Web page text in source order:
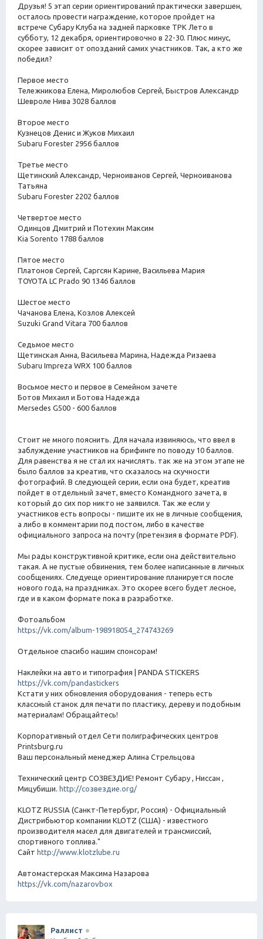
т
о
б
е
н
и
е
Друзья! 5 этап серии ориентирований практически завершен,
осталось провести награждение, которое пройдет на
встрече Субару Клуба на задней парковке ТРК Лето в
субботу, 12 декабря, ориентировочно в 22-30. Плюс минус,
скорее зависит от опозданий самих участников. Так, а кто же
победил?
Первое место
Тележникова Елена, Миролюбов Сергей, Быстров Александр
Шевроле Нива 3028 баллов
Второе место
Кузнецов Денис и Жуков Михаил
Subaru Forester 2956 баллов
Третье место
Щетинский Александр, Черноиванов Сергей, Черноиванова
Татьяна
Subaru Forester 2202 баллов
Четвертое место
Одинцов Дмитрий и Потехин Максим
Kia Sorento 1788 баллов
Пятое место
Платонов Сергей, Саргсян Карине, Васильева Мария
TOYOTA LC Prado 90 1346 баллов
Шестое место
Чачанова Елена, Козлов Алексей
Suzuki Grand Vitara 700 баллов
Седьмое место
Щетинская Анна, Васильева Марина, Надежда Ризаева
Subaru Impreza WRX 100 баллов
Восьмое место и первое в Семейном зачете
Ботов Михаил и Ботова Надежда
Mersedes G500 - 600 баллов
Стоит не много пояснить. Для начала извиняюсь, что ввел в
заблуждение участников на брифинге по поводу 10 баллов.
Для равенства я не стал их начислять. так же на этом этапе не
было баллов за креатив, что сказалось на скучности
фотографий. В следующей серии, если она будет, креатив
пойдет в отдельный зачет, вместо Командного зачета, в
который до сих пор никто не заявился. Так же если у
участников есть вопросы - пишите их не в личные сообщения,
а либо в комментарии под постом, либо в качестве
официального запроса на почту (претензия в формате PDF).
Мы рады конструктивной критике, если она действительно
такая. А не пустые обвинения, тем более написанные в личных
сообщениях. Следуеще ориентирование планируется после
нового года, на праздниках. Это скорее всего будет лесное,
где и в каком формате пока в разработке.
Фотоальбом
https://vk.com/album-198918054_274743269
Отдельное спасибо нашим спонсорам!
Наклейки на авто и типография | PANDA STICKERS
https://vk.com/pandastickers
Кстати у них обновления оборудования - теперь есть
классный станок для печати по пластику, дереву и подобным
материалам! Обращайтесь!
Корпоративный отдел Сети полиграфических центров
Printsburg.ru
Ваш персональный менеджер Алина Стрельцова
Технический центр СОЗВЕЗДИЕ! Ремонт Субару , Ниссан ,
Мицубиши. http://созвездие.org/
KLOTZ RUSSIA (Санкт-Петербург, Россия) - Официальный
Дистрибьютор компании KLOTZ (США) - известного
производителя масел для двигателей и трансмиссий,
спортивного топлива."
Сайт http://www.klotzlube.ru
Автомастерская Максима Назарова
https://vk.com/nazarovbox
Раллист